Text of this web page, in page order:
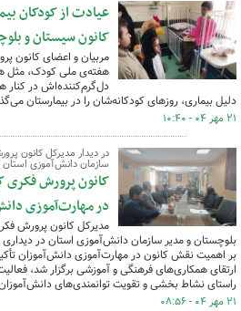
عیادت از کودکان
کانون سیستان و
مربیان و اعضای کانون
هفته‌ی ملی کودک، مثل
دل‌گرم‌کننده‌اش در کنار
دلیل بیماری، روزهای کودکانه‌شان را در بیمارستان
۲۱ مهر ۰۴ - ۱۰:۴۰
در دیدار مدیرکل کانون
سازمان دانش‌آموزی
کانون پرورش فکری
در مهارت‌آموزی
مدیرکل کانون پرورش
بلوچستان و مدیر سازمان دانش‌آموزی استان در
بر اهمیت نقش کانون در مهارت‌آموزی دانش‌آموزان
ارتقای همکاری‌های فرهنگی و آموزشی برگزار شد،
راستای نشاط بخشی و تقویت توانمندی‌های
۲۱ مهر ۰۴ - ۰۸:۵۶